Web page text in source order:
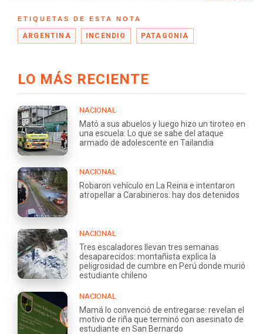
ETIQUETAS DE ESTA NOTA
ARGENTINA INCENDIO PATAGONIA
LO MÁS RECIENTE
NACIONAL
Mató a sus abuelos y luego hizo un tiroteo en
una escuela: Lo que se sabe del ataque
armado de adolescente en Tailandia
NACIONAL
Robaron vehículo en La Reina e intentaron
atropellar a Carabineros: hay dos detenidos
NACIONAL
Tres escaladores llevan tres semanas
desaparecidos: montañista explica la
peligrosidad de cumbre en Perú donde murió
estudiante chileno
NACIONAL
Mamá lo convenció de entregarse: revelan el
motivo de riña que terminó con asesinato de
estudiante en San Bernardo